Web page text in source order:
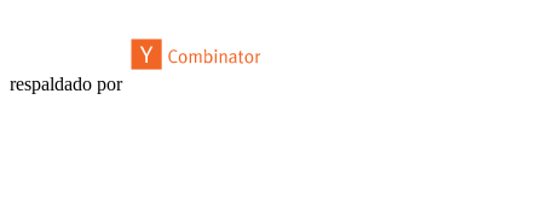
respaldado por